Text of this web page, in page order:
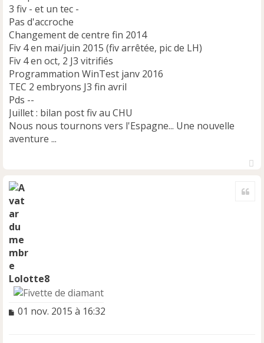
3 fiv - et un tec -
Pas d'accroche
Changement de centre fin 2014
Fiv 4 en mai/juin 2015 (fiv arrêtée, pic de LH)
Fiv 4 en oct, 2 J3 vitrifiés
Programmation WinTest janv 2016
TEC 2 embryons J3 fin avril
Pds --
Juillet : bilan post fiv au CHU
Nous nous tournons vers l'Espagne... Une nouvelle
aventure ...
Lolotte8
M
01 nov. 2015 à 16:32